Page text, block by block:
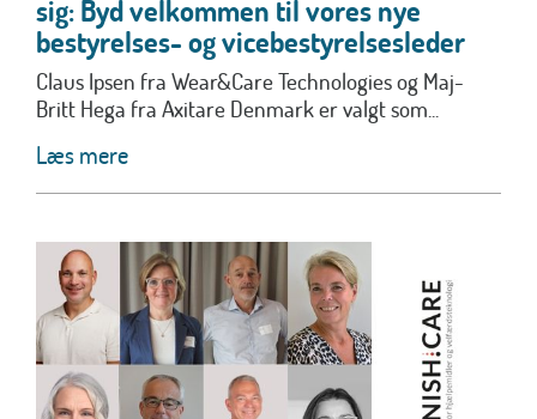
sig: Byd velkommen til vores nye
bestyrelses- og vicebestyrelsesleder
Claus Ipsen fra Wear&Care Technologies og Maj-
Britt Hega fra Axitare Denmark er valgt som...
Læs mere